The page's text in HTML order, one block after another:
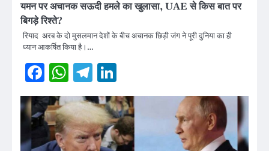
यमन पर अचानक सऊदी हमले का खुलासा, UAE से किस बात पर
बिगड़े रिश्ते?
रियाद अरब के दो मुसलमान देशों के बीच अचानक छिड़ी जंग ने पूरी दुनिया का ही
ध्यान आकर्षित किया है।…
Facebook
WhatsApp
Telegram